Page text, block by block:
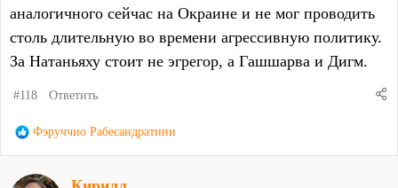
аналогичного сейчас на Окраине и не мог проводить
столь длительную во времени агрессивную политику.
За Натаньяху стоит не эгрегор, а Гашшарва и Дигм.
#118 Ответить
Р
Фэруччио Рабесандратини